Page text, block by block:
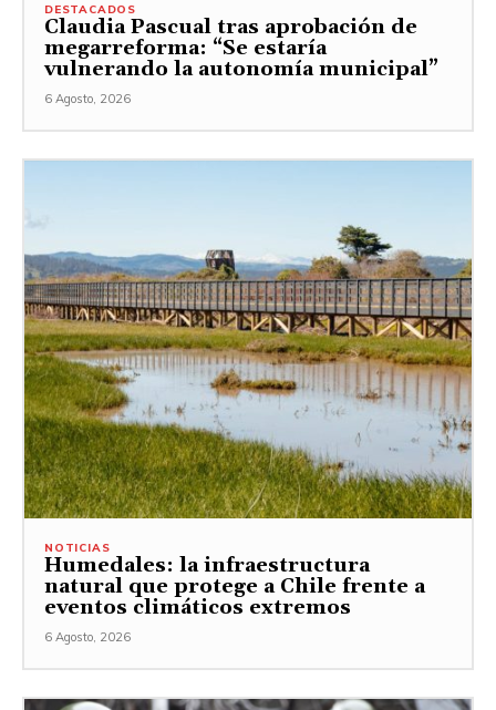
DESTACADOS
Claudia Pascual tras aprobación de
megarreforma: “Se estaría
vulnerando la autonomía municipal”
6 Agosto, 2026
NOTICIAS
Humedales: la infraestructura
natural que protege a Chile frente a
eventos climáticos extremos
6 Agosto, 2026